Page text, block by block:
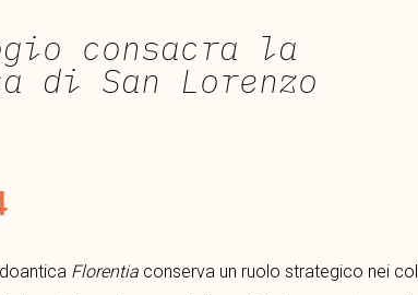
consacra la
di San Lorenzo
Florentia conserva un ruolo strategico nei